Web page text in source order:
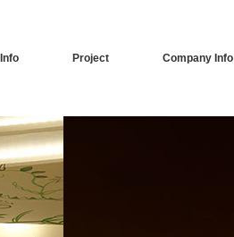
Project Company Info